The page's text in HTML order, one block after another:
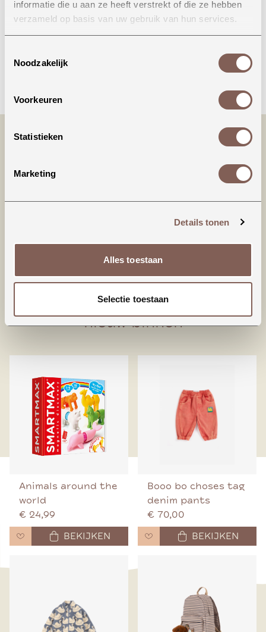
informatie die u aan ze heeft verstrekt of die ze hebben
verzameld op basis van uw gebruik van hun services.
Noodzakelijk
Voorkeuren
Statistieken
Marketing
Details tonen
Alles toestaan
Selectie toestaan
Onze winkel in Uden
Bekijk openingstijden
Productinformatie
95% Biologisch katoen
5% Elastaan
nieuw binnen
Animals around the
world
€ 24,99
BEKIJKEN
Booo bo choses tag
denim pants
€ 70,00
BEKIJKEN